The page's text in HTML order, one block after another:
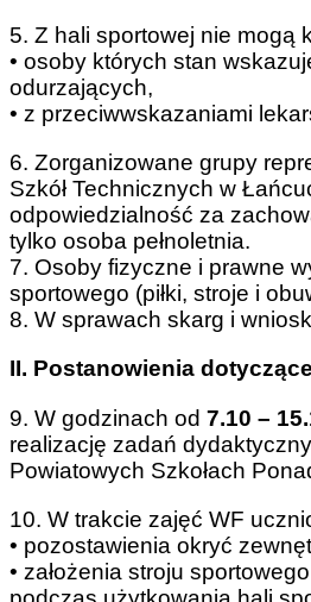
5. Z hali sportowej nie mogą
• osoby których stan
odurzających,
• z przeciwwskazaniami
6. Zorganizowane grupy
Szkół Technicznych w
odpowiedzialność za
tylko osoba pełnoletnia.
7. Osoby fizyczne i prawne
sportowego (piłki, stroje i
8. W sprawach skarg i
II. Postanowienia
9. W godzinach od 7.10 –
realizację zadań
Powiatowych Szkołach
10. W trakcie zajęć WF
• pozostawienia okryć
• założenia stroju